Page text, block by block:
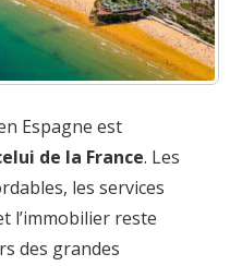
Espagne est
de la France. Les
les services
l’immobilier reste
des grandes